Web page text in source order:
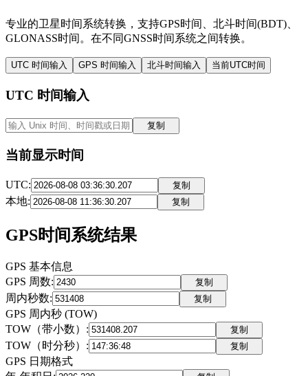
专业的卫星时间系统转换，支持GPS时间、北斗时间(BDT)、
GLONASS时间。在不同GNSS时间系统之间转换。
UTC 时间输入 GPS 时间输入 北斗时间输入 当前UTC时间
UTC 时间输入
复制
当前显示时间
UTC: 复制
本地: 复制
GPS时间系统结果
GPS 基本信息
GPS 周数: 复制
周内秒数: 复制
GPS 周内秒 (TOW)
TOW（带小数） : 复制
TOW（时分秒） : 复制
GPS 日期格式